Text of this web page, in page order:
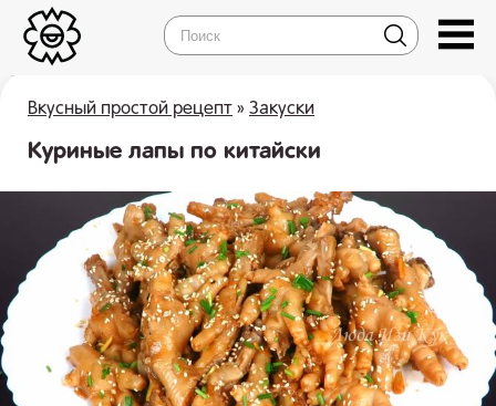
Вкусный простой рецепт » Закуски
Куриные лапы по китайски